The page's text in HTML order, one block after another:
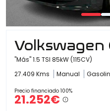
Volkswagen
"Más" 1.5 TSI 85kW (115CV)
27.409 Kms
Manual
Precio financiado 100%
21.252€